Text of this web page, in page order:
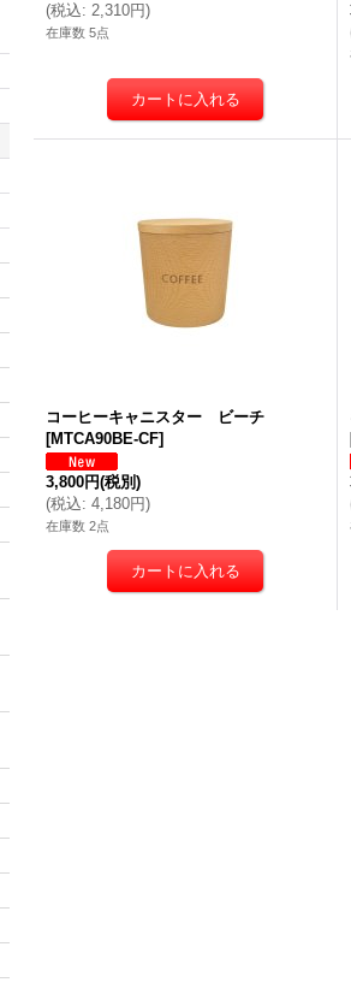
(税込: 2,310円)
在庫数 5点
コーヒーキャニスター ビーチ
[MTCA90BE-CF]
3,800円(税別)
(税込: 4,180円)
在庫数 2点